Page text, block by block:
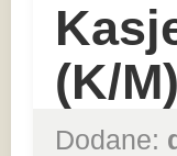
(K/M)
Dodane: